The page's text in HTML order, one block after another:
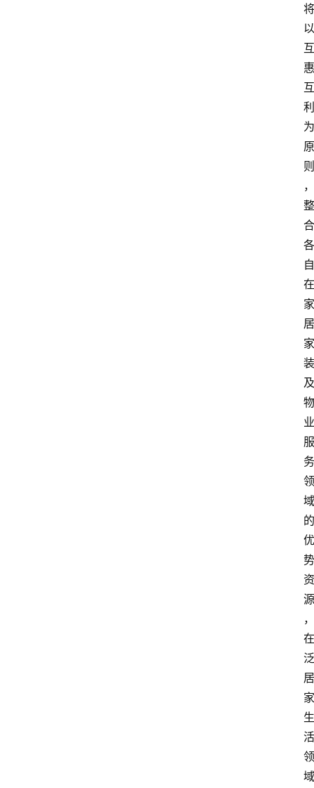
将
以
互
惠
互
利
为
原
则
，
整
合
各
自
在
家
居
家
装
及
物
业
服
务
领
域
的
优
势
资
源
，
在
泛
居
家
生
活
领
域